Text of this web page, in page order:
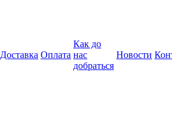
Доставка Оплата
Как до
нас
добраться
Новости